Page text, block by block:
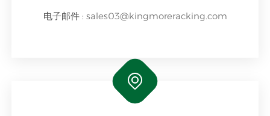
电子邮件 : sales03@kingmoreracking.com